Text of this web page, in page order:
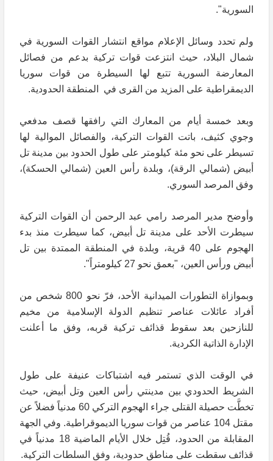
السورية".
ولم تحدد وسائل الإعلام مواقع انتشار القوات السورية في
شمال البلاد، حيث انتزعت قوات تركية بدعم من فصائل
المعارضة السورية تتبع لها السيطرة من قوات سوريا
الديمقراطية على المزيد من القرى في المنطقة الحدودية.
وبعد خمسة أيام من المعارك التي رافقها قصف مدفعي
وجوي كثيف، باتت القوات التركية، والفصائل الموالية لها
تسيطر على نحو مئة كيلومتر على طول الحدود بين مدينة تل
أبيض (شمالي الرقة)، وبلدة رأس العين (شمالي الحسكة)،
وفق المرصد السوري.
وأوضح مدير المرصد رامي عبد الرحمن أن القوات التركية
سيطرت الأحد على مدينة تل أبيض، كما سيطرت منذ بدء
الهجوم على 40 قرية، وبلدة في المنطقة الممتدة بين تل
أبيض ورأس العين، "بعمق نحو 27 كيلومتراً".
وبموازاة التطورات الميدانية الأحد، فرّ نحو 800 شخص من
أفراد عائلات عناصر تنظيم الدولة الإسلامية من مخيم
للنازحين بعد سقوط قذائف تركية قربه، وفق ما أعلنت
الإدارة الذاتية الكردية.
في الوقت الذي تستمر فيه اشتباكات عنيفة على طول
الشريط الحدودي بين مدينتي رأس العين وتل أبيض، حيث
تخطَّت حصيلة القتلى جراء الهجوم التركي 60 مدنياً فضلاً عن
مقتل 104 عناصر من قوات سوريا الديموقراطية. وفي الجهة
المقابلة من الحدود، قُتِل خلال الأيام الماضية 18 مدنياً في
قذائف سقطت على مناطق حدودية، وفق السلطات التركية.